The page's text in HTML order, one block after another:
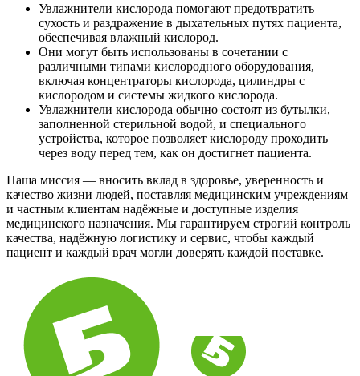
Увлажнители кислорода помогают предотвратить
сухость и раздражение в дыхательных путях пациента,
обеспечивая влажный кислород.
Они могут быть использованы в сочетании с
различными типами кислородного оборудования,
включая концентраторы кислорода, цилиндры с
кислородом и системы жидкого кислорода.
Увлажнители кислорода обычно состоят из бутылки,
заполненной стерильной водой, и специального
устройства, которое позволяет кислороду проходить
через воду перед тем, как он достигнет пациента.
Наша миссия — вносить вклад в здоровье, уверенность и
качество жизни людей, поставляя медицинским учреждениям
и частным клиентам надёжные и доступные изделия
медицинского назначения. Мы гарантируем строгий контроль
качества, надёжную логистику и сервис, чтобы каждый
пациент и каждый врач могли доверять каждой поставке.